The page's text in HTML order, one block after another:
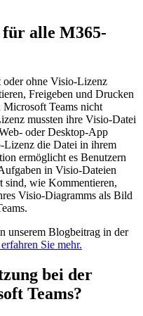
alle M365-
ohne Visio-Lizenz
Freigeben und Drucken
Teams nicht
mussten ihre Visio-Datei
oder Desktop-App
Lizenz die Datei in ihrem
ermöglicht es Benutzern
in Visio-Dateien
sind, wie Kommentieren,
Visio-Diagramms als Bild
unserem Blogbeitrag in der
Sie mehr.
bei der
Teams?